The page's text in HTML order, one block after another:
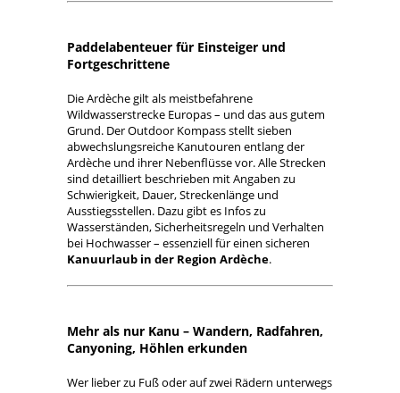
Paddelabenteuer für Einsteiger und
Fortgeschrittene
Die Ardèche gilt als meistbefahrene
Wildwasserstrecke Europas – und das aus gutem
Grund. Der Outdoor Kompass stellt sieben
abwechslungsreiche Kanutouren entlang der
Ardèche und ihrer Nebenflüsse vor. Alle Strecken
sind detailliert beschrieben mit Angaben zu
Schwierigkeit, Dauer, Streckenlänge und
Ausstiegsstellen. Dazu gibt es Infos zu
Wasserständen, Sicherheitsregeln und Verhalten
bei Hochwasser – essenziell für einen sicheren
Kanuurlaub in der Region Ardèche.
Mehr als nur Kanu – Wandern, Radfahren,
Canyoning, Höhlen erkunden
Wer lieber zu Fuß oder auf zwei Rädern unterwegs